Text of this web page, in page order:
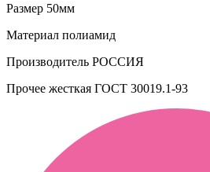
Размер 50мм
Материал полиамид
Производитель РОССИЯ
Прочее жесткая ГОСТ 30019.1-93